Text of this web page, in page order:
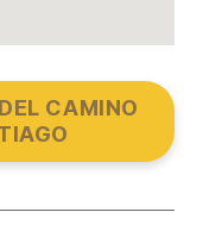
CAMINO